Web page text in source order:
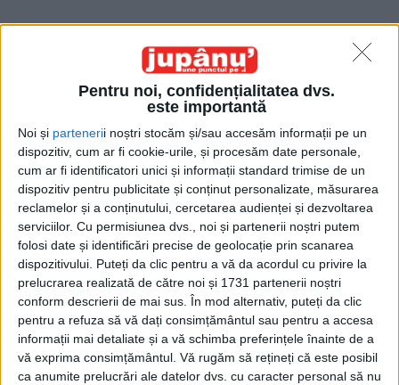
Pentru noi, confidențialitatea dvs.
este importantă
Noi și partenerii noștri stocăm și/sau accesăm informații pe un
dispozitiv, cum ar fi cookie-urile, și procesăm date personale,
cum ar fi identificatori unici și informații standard trimise de un
dispozitiv pentru publicitate și conținut personalizate, măsurarea
reclamelor și a conținutului, cercetarea audienței și dezvoltarea
serviciilor. Cu permisiunea dvs., noi și partenerii noștri putem
folosi date și identificări precise de geolocație prin scanarea
dispozitivului. Puteți da clic pentru a vă da acordul cu privire la
prelucrarea realizată de către noi și 1731 partenerii noștri
conform descrierii de mai sus. În mod alternativ, puteți da clic
pentru a refuza să vă dați consimțământul sau pentru a accesa
informații mai detaliate și a vă schimba preferințele înainte de a
vă exprima consimțământul. Vă rugăm să rețineți că este posibil
ca anumite prelucrări ale datelor dvs. cu caracter personal să nu
Etichetă: ospătari